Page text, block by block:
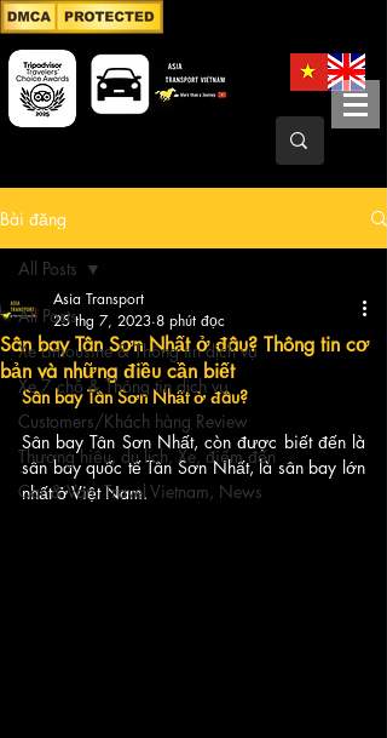
Bài đăng
All Posts
Xe Limousine & Thông tin dịch vụ
Xe 7 chỗ & Thông tin dịch vụ
Customers/Khách hàng Review
Thương hiệu, du lịch, Xe, điểm đến
Car & Van, Travel Vietnam, News
All Posts
Sân bay Tân Sơn Nhất ở đâu? Thông tin cơ
bản và những điều cần biết
Asia Transport
25 thg 7, 2023 8 phút đọc
Sân bay Tân Sơn Nhất ở đâu?
Sân bay Tân Sơn Nhất, còn được biết đến là
sân bay quốc tế Tân Sơn Nhất, là sân bay lớn
nhất ở Việt Nam.